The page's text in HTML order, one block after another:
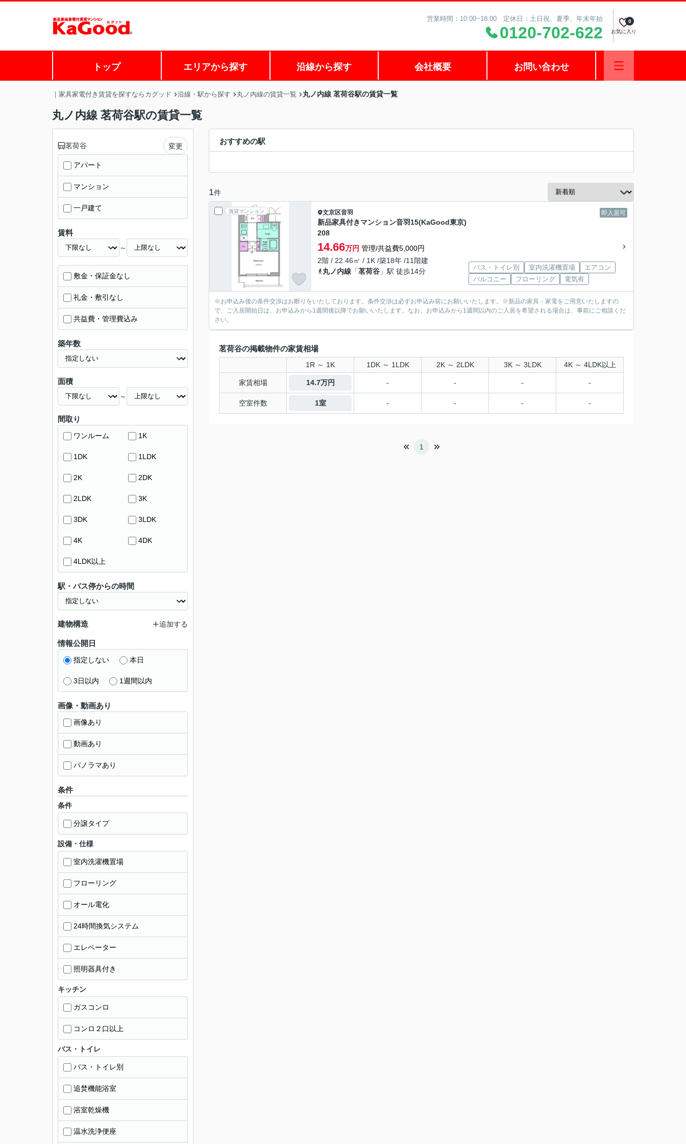
営業時間：10:00~18:00 定休日：土日祝、夏季、年末年始
0120-702-622 お気に入り
0
トップ エリアから探す 沿線から探す 会社概要 お問い合わせ
｜家具家電付き賃貸を探すならカグッド 沿線・駅から探す 丸ノ内線の賃貸一覧 丸ノ内線 茗荷谷駅の賃貸一覧
丸ノ内線 茗荷谷駅の賃貸一覧
おすすめの駅
1件
賃貸マンション 即入居可
文京区音羽
新品家具付きマンション音羽15(KaGood東京)
208
14.66万円 管理/共益費5,000円
2階 / 22.46㎡ / 1K /築18年 /11階建
丸ノ内線 「茗荷谷 」駅 徒歩14分 バス・トイレ別 室内洗濯機置場
エアコン
バルコニー
フローリング 電気有
※お申込み後の条件交渉はお断りをいたしております。条件交渉は必ずお申込み前にお願いいたします。※新品の家具・家電をご用意いたしますの
で、ご入居開始日は、お申込みから1週間後以降でお願いいたします。なお、お申込みから1週間以内のご入居を希望される場合は、事前にご相談くだ
さい。
茗荷谷の掲載物件の家賃相場
1R ～ 1K 1DK ～ 1LDK 2K ～ 2LDK 3K ～ 3LDK 4K ～ 4LDK以上
家賃相場 14.7万円 - - - -
空室件数 1室 - - - -
1
茗荷谷 変更
アパート
マンション
一戸建て
賃料
～
敷金・保証金なし
礼金・敷引なし
共益費・管理費込み
築年数
面積
～
間取り
ワンルーム 1K
1DK 1LDK
2K 2DK
2LDK 3K
3DK 3LDK
4K 4DK
4LDK以上
駅・バス停からの時間
建物構造 追加する
情報公開日
指定しない 本日
3日以内 1週間以内
画像・動画あり
画像あり
動画あり
パノラマあり
条件
条件
分譲タイプ
設備・仕様
室内洗濯機置場
フローリング
オール電化
24時間換気システム
エレベーター
照明器具付き
キッチン
ガスコンロ
コンロ２口以上
バス・トイレ
バス・トイレ別
追焚機能浴室
浴室乾燥機
温水洗浄便座